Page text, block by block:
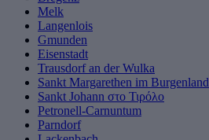
Melk
Langenlois
Gmunden
Eisenstadt
Trausdorf an der Wulka
Sankt Margarethen im Burgenland
Sankt Johann στο Τιρόλο
Petronell-Carnuntum
Parndorf